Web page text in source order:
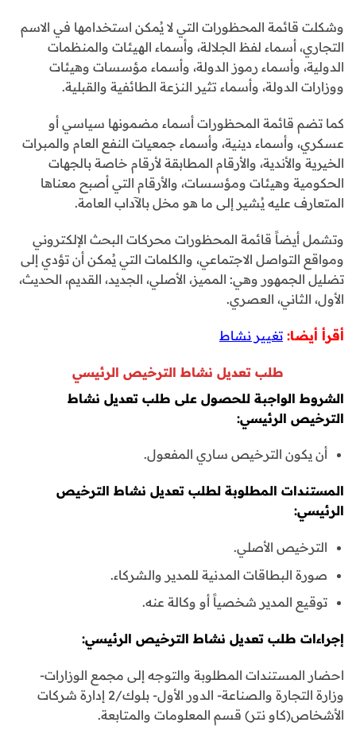
وشكلت قائمة المحظورات التي لا يُمكن استخدامها في الاسم
التجاري، أسماء لفظ الجلالة، وأسماء الهيئات والمنظمات
الدولية، وأسماء رموز الدولة، وأسماء مؤسسات وهيئات
ووزارات الدولة، وأسماء تثير النزعة الطائفية والقبلية.
كما تضم قائمة المحظورات أسماء مضمونها سياسي أو
عسكري، وأسماء دينية، وأسماء جمعيات النفع العام والمبرات
الخيرية والأندية، والأرقام المطابقة لأرقام خاصة بالجهات
الحكومية وهيئات ومؤسسات، والأرقام التي أصبح معناها
المتعارف عليه يُشير إلى ما هو مخل بالآداب العامة.
وتشمل أيضاً قائمة المحظورات محركات البحث الإلكتروني
ومواقع التواصل الاجتماعي، والكلمات التي يُمكن أن تؤدي إلى
تضليل الجمهور وهي: المميز، الأصلي، الجديد، القديم، الحديث،
الأول، الثاني، العصري.
أقرأ أيضا: تغيير نشاط
طلب تعديل نشاط الترخيص الرئيسي
الشروط الواجبة للحصول على طلب تعديل نشاط
الترخيص الرئيسي:
أن يكون الترخيص ساري المفعول.
المستندات المطلوبة لطلب تعديل نشاط الترخيص
الرئيسي:
الترخيص الأصلي.
صورة البطاقات المدنية للمدير والشركاء.
توقيع المدير شخصياً أو وكالة عنه.
إجراءات طلب تعديل نشاط الترخيص الرئيسي:
احضار المستندات المطلوبة والتوجه إلى مجمع الوزارات-
وزارة التجارة والصناعة- الدور الأول- بلوك/2 إدارة شركات
الأشخاص(كاو نتر) قسم المعلومات والمتابعة.